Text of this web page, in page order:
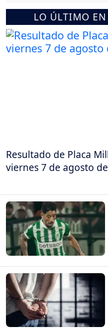
LO ÚLTIMO
Resultado de Placa
viernes 7 de agosto